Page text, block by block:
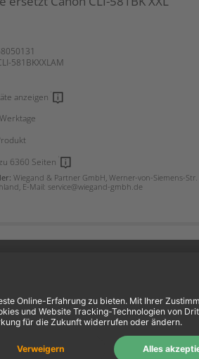
581BKXXLAM
anzeigen
6360 Seiten
Wiegand & Partner GmbH, Werner-von-Siemens-Str.
E-Mail: service@wiegand-gmbh.de
Über uns